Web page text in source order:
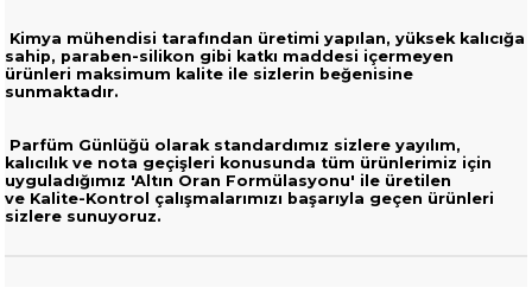
Kimya mühendisi tarafından üretimi yapılan, yüksek kalıcığa
sahip, paraben-silikon gibi katkı maddesi içermeyen
ürünleri maksimum kalite ile sizlerin beğenisine
sunmaktadır.
Parfüm Günlüğü olarak standardımız sizlere yayılım,
kalıcılık ve nota geçişleri konusunda tüm ürünlerimiz için
uyguladığımız 'Altın Oran Formülasyonu' ile üretilen
ve Kalite-Kontrol çalışmalarımızı başarıyla geçen ürünleri
sizlere sunuyoruz.